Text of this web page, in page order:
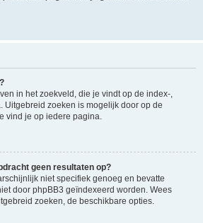
in het zoekveld, die je vindt op de index-,
Uitgebreid zoeken is mogelijk door op de
vind je op iedere pagina.
geen resultaten op?
niet specifiek genoeg en bevatte
door phpBB3 geïndexeerd worden. Wees
zoeken, de beschikbare opties.